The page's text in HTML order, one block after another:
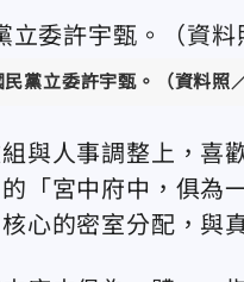
民黨立委許宇甄。（資料照
與人事調整上，喜
「宮中府中，俱為
心的密室分配，與